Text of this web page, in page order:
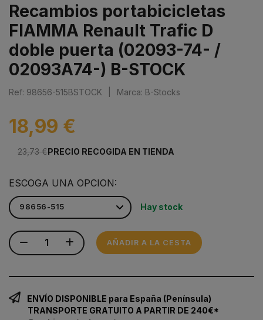
Recambios portabicicletas
FIAMMA Renault Trafic D
doble puerta (02093-74- /
02093A74-) B-STOCK
Ref: 98656-515BSTOCK Marca: B-Stocks
18,99 €
23,73 €PRECIO RECOGIDA EN TIENDA
ESCOGA UNA OPCION:
Hay stock
AÑADIR A LA CESTA
ENVÍO DISPONIBLE para España (Península)
TRANSPORTE GRATUITO A PARTIR DE 240€*